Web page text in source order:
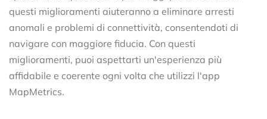
questi miglioramenti aiuteranno a eliminare arresti
anomali e problemi di connettività, consentendoti di
navigare con maggiore fiducia. Con questi
miglioramenti, puoi aspettarti un'esperienza più
affidabile e coerente ogni volta che utilizzi l'app
MapMetrics.